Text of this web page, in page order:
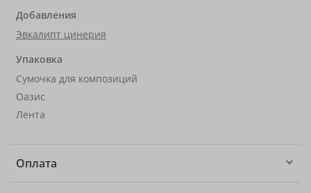
Добавления
Эвкалипт цинерия
Упаковка
Сумочка для композиций
Оазис
Лента
Оплата